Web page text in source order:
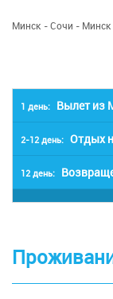
Минск - Сочи - Минск
1 день: Вылет из
Вылет из
2-12 день: Отдых
Отдых на
12 день:
Прибытие